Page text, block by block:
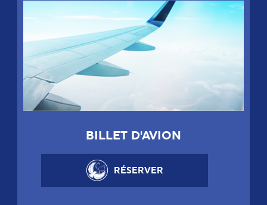
BILLET D'AVION
RÉSERVER